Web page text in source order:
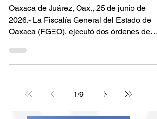
cometidas en la Costa
y Mixteca
Oaxaca de Juárez, Oax., 25 de junio de
2026.- La Fiscalía General del Estado de
aprehensión en contra de dos personas
probable responsabilidad en delitos de